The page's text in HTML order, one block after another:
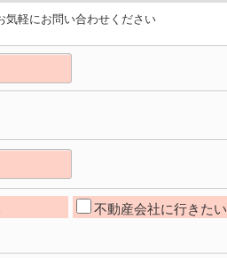
気軽にお問い合わせください
不動産会社に行きたい